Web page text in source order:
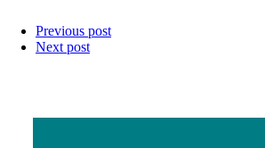
Previous post
Next post